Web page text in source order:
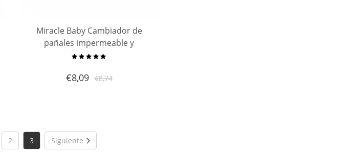
Miracle Baby Cambiador de
pañales impermeable y
antideslizante para bebé, 38 x
€8,09 €8,74
2 3 Siguiente